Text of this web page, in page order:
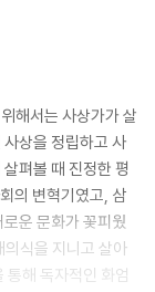
해서는 사상가가 살
상을 정립하고 사
펴볼 때 진정한 평
의 변혁기였고, 삼
운 문화가 꽃피웠
식을 지니고 살아
통해 독자적인 화엄